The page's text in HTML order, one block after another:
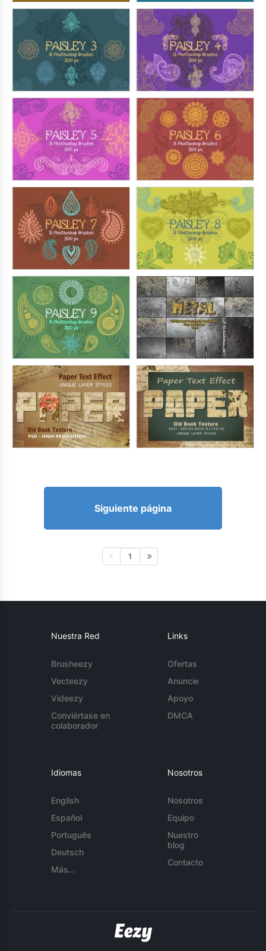
Siguiente página
1
Nuestra Red
Brusheezy
Vecteezy
Videezy
Conviértase en
colaborador
Links
Ofertas
Anuncie
Apoyo
DMCA
Idiomas
English
Español
Português
Deutsch
Más...
Nosotros
Nosotros
Equipo
Nuestro
blog
Contacto